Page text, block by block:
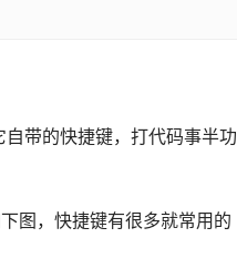
带的快捷键，打代码事半功
图，快捷键有很多就常用的